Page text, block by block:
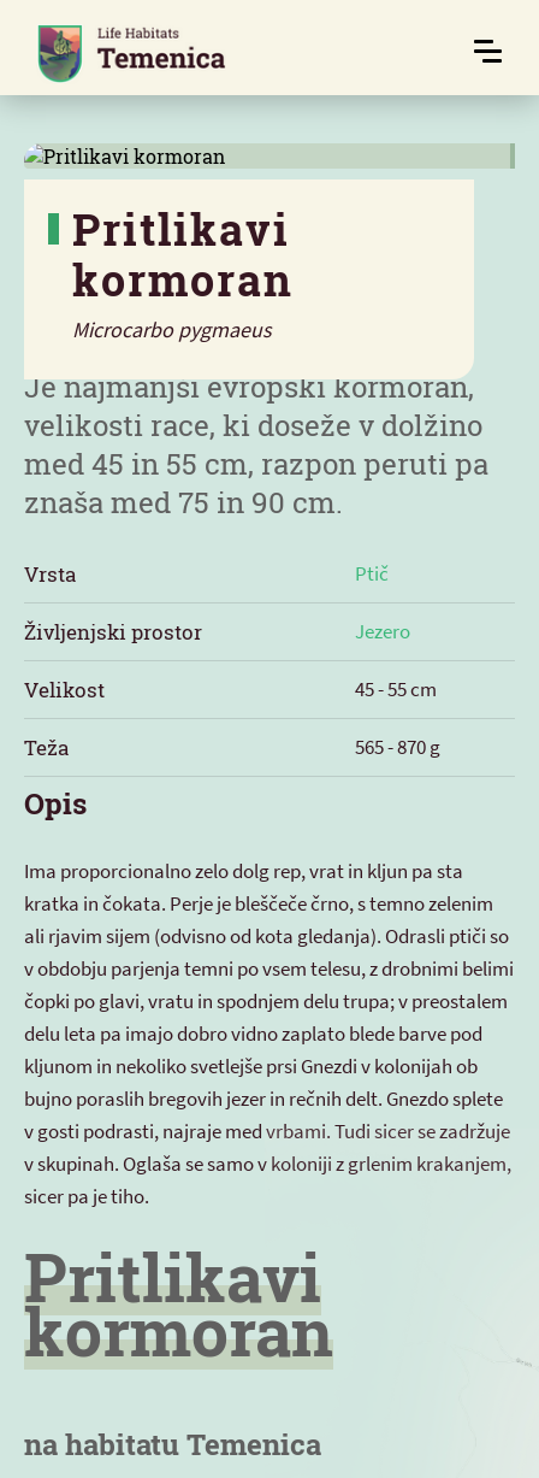
Pritlikavi
kormoran
Microcarbo pygmaeus
Značilnosti
Je najmanjši evropski kormoran,
velikosti race, ki doseže v dolžino
med 45 in 55 cm, razpon peruti pa
znaša med 75 in 90 cm.
Vrsta Ptič
Življenjski prostor Jezero
Velikost 45 - 55 cm
Teža 565 - 870 g
Opis
Ima proporcionalno zelo dolg rep, vrat in kljun pa sta
kratka in čokata. Perje je bleščeče črno, s temno zelenim
ali rjavim sijem (odvisno od kota gledanja). Odrasli ptiči so
v obdobju parjenja temni po vsem telesu, z drobnimi belimi
čopki po glavi, vratu in spodnjem delu trupa; v preostalem
delu leta pa imajo dobro vidno zaplato blede barve pod
kljunom in nekoliko svetlejše prsi Gnezdi v kolonijah ob
bujno poraslih bregovih jezer in rečnih delt. Gnezdo splete
v gosti podrasti, najraje med vrbami. Tudi sicer se zadržuje
v skupinah. Oglaša se samo v koloniji z grlenim krakanjem,
sicer pa je tiho.
Pritlikavi
kormoran
na habitatu Temenica